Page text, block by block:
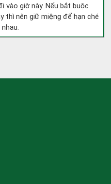
vào giờ này. Nếu bắt buộc
thì nên giữ miệng để hạn ché